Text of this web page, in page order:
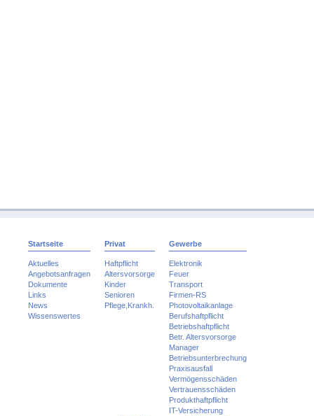
Startseite
Aktuelles
Angebotsanfragen
Dokumente
Links
News
Wissenswertes
Privat
Haftpflicht
Altersvorsorge
Kinder
Senioren
Pflege,Krankh.
Gewerbe
Elektronik
Feuer
Transport
Firmen-RS
Photovoltaikanlage
Berufshaftpflicht
Betriebshaftpflicht
Betr. Altersvorsorge
Manager
Betriebsunterbrechung
Praxisausfall
Vermögensschäden
Vertrauensschäden
Produkthaftpflicht
IT-Versicherung